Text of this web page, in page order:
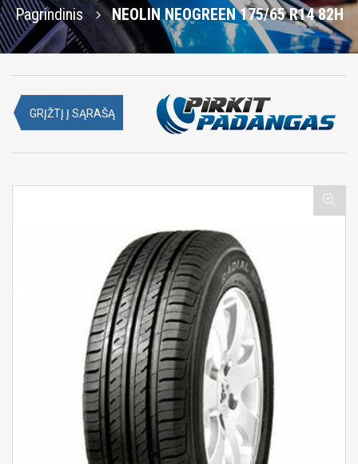
Pagrindinis NEOLIN NEOGREEN 175/65 R14 82H
GRĮŽTĮ Į SĄRAŠĄ